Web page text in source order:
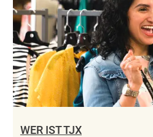
WER IST TJX